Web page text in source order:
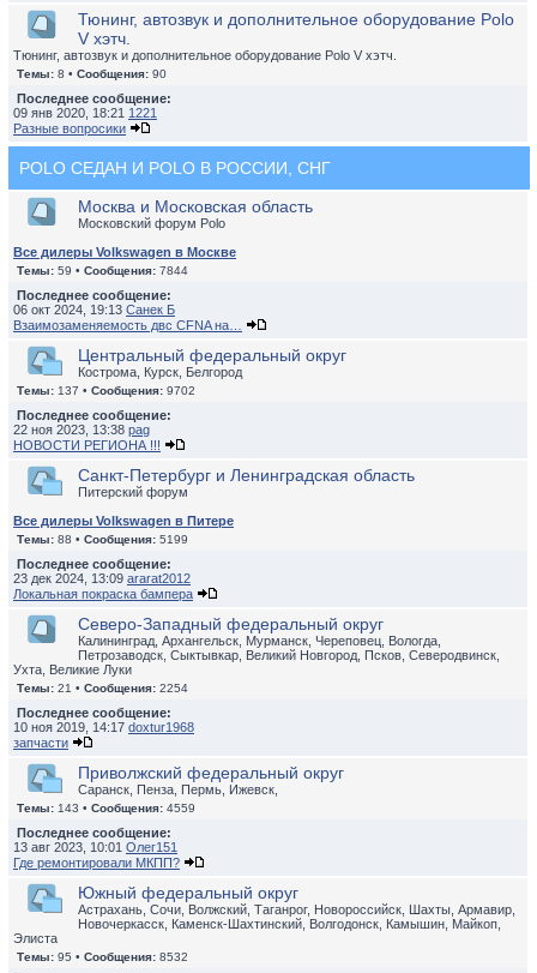
Тюнинг, автозвук и дополнительное оборудование Polo
V хэтч.
Тюнинг, автозвук и дополнительное оборудование Polo V хэтч.
Темы: 8 • Сообщения: 90
Последнее сообщение:
09 янв 2020, 18:21 1221
Разные вопросики
POLO СЕДАН И POLO В РОССИИ, СНГ
Москва и Московская область
Московский форум Polo
Все дилеры Volkswagen в Москве
Темы: 59 • Сообщения: 7844
Последнее сообщение:
06 окт 2024, 19:13 Санек Б
Взаимозаменяемость двс CFNA на…
Центральный федеральный округ
Кострома, Курск, Белгород
Темы: 137 • Сообщения: 9702
Последнее сообщение:
22 ноя 2023, 13:38 pag
НОВОСТИ РЕГИОНА !!!
Санкт-Петербург и Ленинградская область
Питерский форум
Все дилеры Volkswagen в Питере
Темы: 88 • Сообщения: 5199
Последнее сообщение:
23 дек 2024, 13:09 ararat2012
Локальная покраска бампера
Северо-Западный федеральный округ
Калининград, Архангельск, Мурманск, Череповец, Вологда,
Петрозаводск, Сыктывкар, Великий Новгород, Псков, Северодвинск,
Ухта, Великие Луки
Темы: 21 • Сообщения: 2254
Последнее сообщение:
10 ноя 2019, 14:17 doxtur1968
запчасти
Приволжский федеральный округ
Саранск, Пенза, Пермь, Ижевск,
Темы: 143 • Сообщения: 4559
Последнее сообщение:
13 авг 2023, 10:01 Олег151
Где ремонтировали МКПП?
Южный федеральный округ
Астрахань, Сочи, Волжский, Таганрог, Новороссийск, Шахты, Армавир,
Новочеркасск, Каменск-Шахтинский, Волгодонск, Камышин, Майкоп,
Элиста
Темы: 95 • Сообщения: 8532